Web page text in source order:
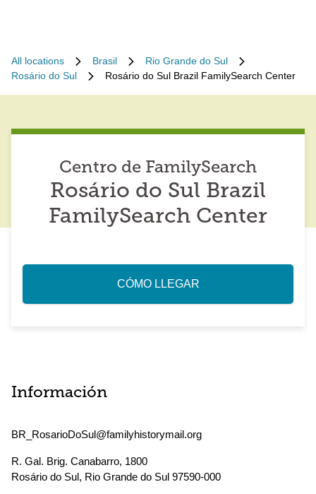
All locations Brasil
Rio Grande do Sul
Rosário do Sul
Rosário do Sul Brazil FamilySearch Center
Centro de FamilySearch
Rosário do Sul Brazil
FamilySearch Center
CÓMO LLEGAR
Información
BR_RosarioDoSul@familyhistorymail.org
R. Gal. Brig. Canabarro, 1800
Rosário do Sul, Rio Grande do Sul 97590-000